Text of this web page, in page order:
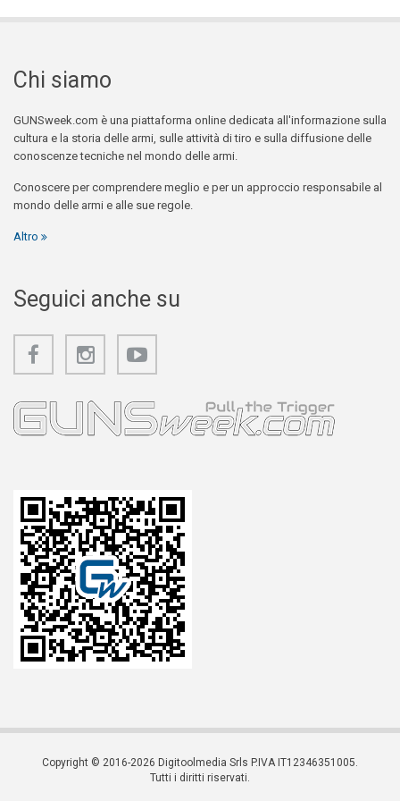
Chi siamo
GUNSweek.com è una piattaforma online dedicata all'informazione sulla
cultura e la storia delle armi, sulle attività di tiro e sulla diffusione delle
conoscenze tecniche nel mondo delle armi.
Conoscere per comprendere meglio e per un approccio responsabile al
mondo delle armi e alle sue regole.
Altro
Seguici anche su
Copyright © 2016-2026 Digitoolmedia Srls P.IVA IT12346351005.
Tutti i diritti riservati.